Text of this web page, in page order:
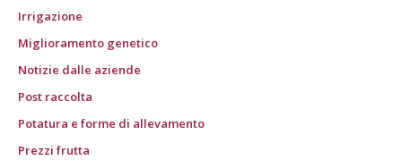
Irrigazione
Miglioramento genetico
Notizie dalle aziende
Post raccolta
Potatura e forme di allevamento
Prezzi frutta